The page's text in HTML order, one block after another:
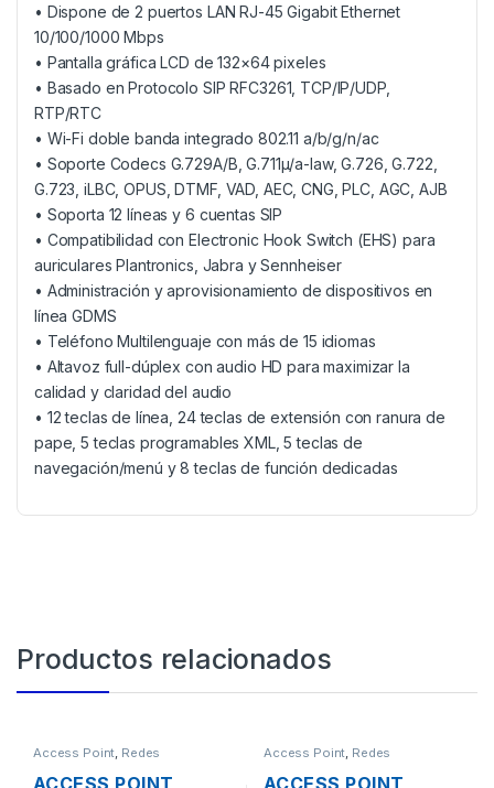
• Dispone de 2 puertos LAN RJ-45 Gigabit Ethernet
10/100/1000 Mbps
• Pantalla gráfica LCD de 132×64 pixeles
• Basado en Protocolo SIP RFC3261, TCP/IP/UDP,
RTP/RTC
• Wi-Fi doble banda integrado 802.11 a/b/g/n/ac
• Soporte Codecs G.729A/B, G.711µ/a-law, G.726, G.722,
G.723, iLBC, OPUS, DTMF, VAD, AEC, CNG, PLC, AGC, AJB
• Soporta 12 líneas y 6 cuentas SIP
• Compatibilidad con Electronic Hook Switch (EHS) para
auriculares Plantronics, Jabra y Sennheiser
• Administración y aprovisionamiento de dispositivos en
línea GDMS
• Teléfono Multilenguaje con más de 15 idiomas
• Altavoz full-dúplex con audio HD para maximizar la
calidad y claridad del audio
• 12 teclas de línea, 24 teclas de extensión con ranura de
pape, 5 teclas programables XML, 5 teclas de
navegación/menú y 8 teclas de función dedicadas
Productos relacionados
Access Point, Redes Access Point, Redes